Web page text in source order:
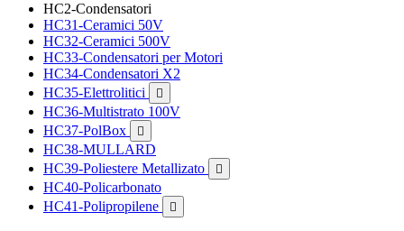
HC2-Condensatori
HC31-Ceramici 50V
HC32-Ceramici 500V
HC33-Condensatori per Motori
HC34-Condensatori X2
HC35-Elettrolitici

HC36-Multistrato 100V
HC37-PolBox

HC38-MULLARD
HC39-Poliestere Metallizato

HC40-Policarbonato
HC41-Polipropilene
